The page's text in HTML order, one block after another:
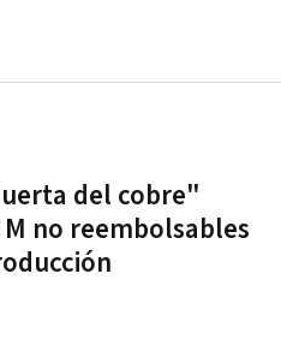
del cobre"
no reembolsables